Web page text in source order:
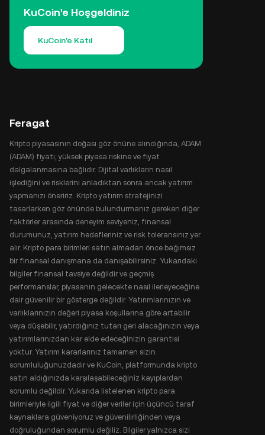
KuCoin'e Hoşgeldiniz
KuCoin'e Katıl
Feragat
Kripto piyasasının doğası göz önüne alındığında, ADAM
(ADAM) fiyatı, yüksek piyasa riskine ve fiyat
dalgalanmasına bağlıdır. Dijital varlıkların nasıl
işlediğini ve risklerini anladıktan sonra ancak yatırım
yapmanızı öneririz. Kripto yatırım stratejinizi
tasarlarken göz önünde bulundurmanız gereken diğer
faktörler arasında deneyim seviyeniz, finansal
durumunuz, yatırım hedefleriniz ve risk toleransınız yer
alır. Kripto para birimleri satın almadan önce bağımsız
bir finansal danışmana da danışabilirsiniz. Yukarıdaki
bilgiler finansal tavsiye değildir ve geçmiş
performanslar, piyasanın gelecekte nasıl ilerleyeceğine
dair güvenilir bir gösterge değildir. Yatırımlarınızın ve
varlıklarınızın değeri piyasa koşullarına göre artabilir
veya düşebilir, yatırdığınız tutarı geri alacağınızın veya
yatırımlarınızdan kar elde edeceğinizin garantisi
yoktur. Yatırım kararlarınız tamamen sizin
sorumluluğunuzdadır ve KuCoin, platformunda kripto
satın aldığınızda karşılaşabileceğiniz kayıplardan
sorumlu değildir. Yukarıda listelenen kripto para
birimleriyle ilgili fiyat ve diğer veriler için üçüncü taraf
kaynaklara güveniyoruz ve güvenilirliğinden veya
doğruluğundan sorumlu değiliz. Bilgiler yalnızca sizi